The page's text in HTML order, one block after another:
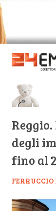
degli
fino al
FERRUCCIO